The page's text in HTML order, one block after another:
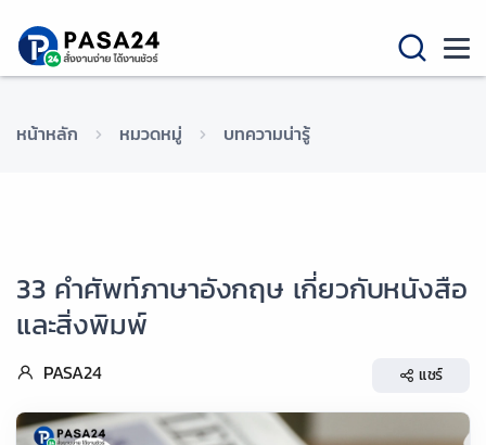
หน้าหลัก หมวดหมู่ บทความน่ารู้
33 คำศัพท์ภาษาอังกฤษ เกี่ยวกับหนังสือ
และสิ่งพิมพ์
PASA24 แชร์